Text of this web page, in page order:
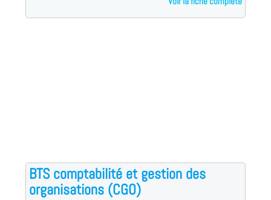
BTS comptabilité et gestion des
organisations (CGO)